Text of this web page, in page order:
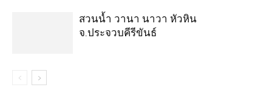
สวนน้ำ วานา นาวา หัวหิน
จ.ประจวบคีรีขันธ์